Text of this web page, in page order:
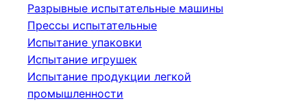
Разрывные испытательные машины
Прессы испытательные
Испытание упаковки
Испытание игрушек
Испытание продукции легкой
промышленности